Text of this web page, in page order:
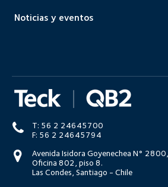
Noticias y eventos
T: 56 2 24645700
F: 56 2 24645794
Avenida Isidora Goyenechea N° 2800,
Oficina 802, piso 8.
Las Condes, Santiago - Chile